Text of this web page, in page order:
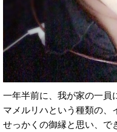
一年半前に、我が家の一員
マメルリハという種類の、
せっかくの御縁と思い、で